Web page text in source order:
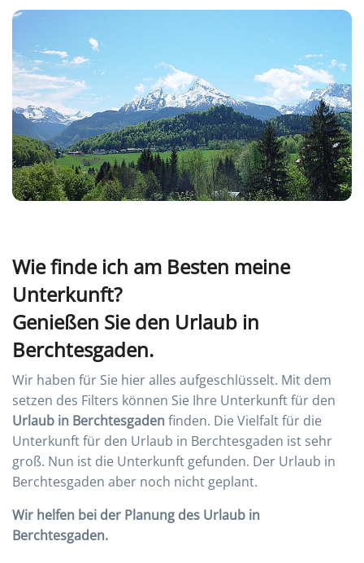
Wie finde ich am Besten meine
Unterkunft?
Genießen Sie den Urlaub in
Berchtesgaden.
Wir haben für Sie hier alles aufgeschlüsselt. Mit dem
setzen des Filters können Sie Ihre Unterkunft für den
Urlaub in Berchtesgadenfinden. Die Vielfalt für die
Unterkunft für den Urlaub in Berchtesgaden ist sehr
groß. Nun ist die Unterkunft gefunden. Der Urlaub in
Berchtesgaden aber noch nicht geplant.
Wir helfen bei der Planung des Urlaub in
Berchtesgaden.